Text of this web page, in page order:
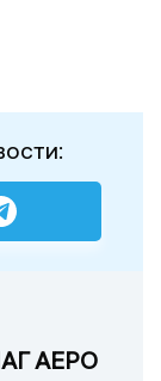
АЕРО